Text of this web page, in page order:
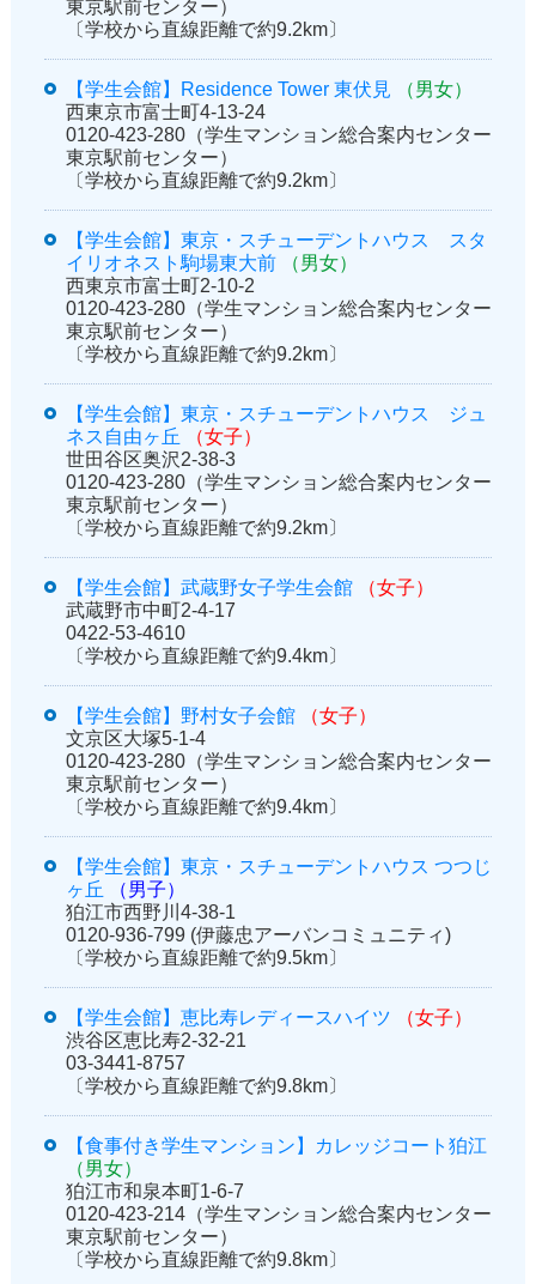
東京駅前センター）
〔学校から直線距離で約9.2km〕
【学生会館】Residence Tower 東伏見
（男女）
西東京市富士町4-13-24
0120-423-280（学生マンション総合案内センター
東京駅前センター）
〔学校から直線距離で約9.2km〕
【学生会館】東京・スチューデントハウス スタ
イリオネスト駒場東大前
（男女）
西東京市富士町2-10-2
0120-423-280（学生マンション総合案内センター
東京駅前センター）
〔学校から直線距離で約9.2km〕
【学生会館】東京・スチューデントハウス ジュ
ネス自由ヶ丘
（女子）
世田谷区奥沢2-38-3
0120-423-280（学生マンション総合案内センター
東京駅前センター）
〔学校から直線距離で約9.2km〕
【学生会館】武蔵野女子学生会館
（女子）
武蔵野市中町2-4-17
0422-53-4610
〔学校から直線距離で約9.4km〕
【学生会館】野村女子会館
（女子）
文京区大塚5-1-4
0120-423-280（学生マンション総合案内センター
東京駅前センター）
〔学校から直線距離で約9.4km〕
【学生会館】東京・スチューデントハウス つつじ
ヶ丘
（男子）
狛江市西野川4-38-1
0120-936-799 (伊藤忠アーバンコミュニティ)
〔学校から直線距離で約9.5km〕
【学生会館】恵比寿レディースハイツ
（女子）
渋谷区恵比寿2-32-21
03-3441-8757
〔学校から直線距離で約9.8km〕
【食事付き学生マンション】カレッジコート狛江
（男女）
狛江市和泉本町1-6-7
0120-423-214（学生マンション総合案内センター
東京駅前センター）
〔学校から直線距離で約9.8km〕